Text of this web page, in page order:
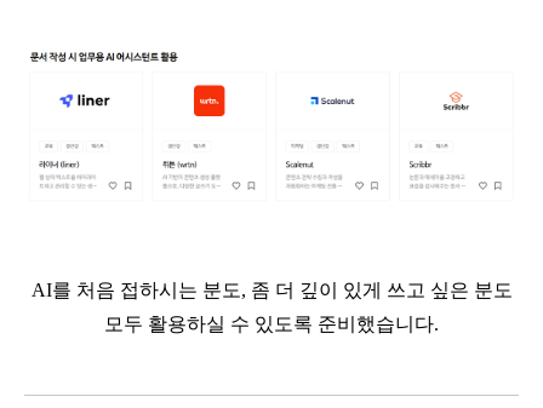
AI를 처음 접하시는 분도, 좀 더 깊이 있게 쓰고 싶은 분도
모두 활용하실 수 있도록 준비했습니다.